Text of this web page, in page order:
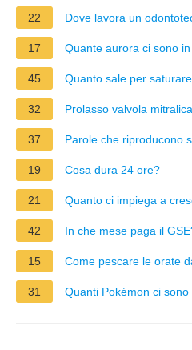
22 Dove lavora un
17 Quante aurora ci sono
45 Quanto sale per
32 Prolasso valvola
37 Parole che riproducono
19 Cosa dura 24 ore?
21 Quanto ci impiega a
42 In che mese paga il
15 Come pescare le orate
31 Quanti Pokémon ci